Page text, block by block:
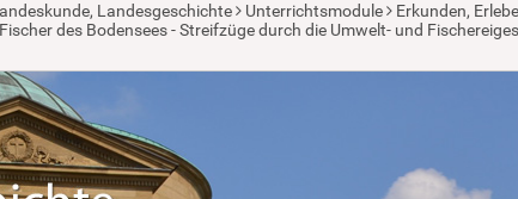
Landesgeschichte Unterrichtsmodule
Erkunden,
des Bodensees - Streifzüge durch die Umwelt- und